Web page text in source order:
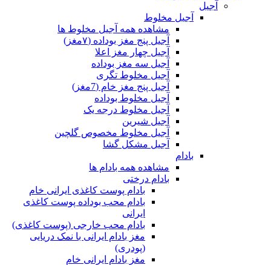
آجیل
آجیل مخلوط
مشاهده همه آجیل مخلوط ها
آجیل پنج مغز بوداده (۷مغز)
آجیل چهار مغز اعلا
آجیل سه مغز بوداده
آجیل مخلوط تگری
آجیل پنج مغز خام (7مغز)
آجیل مخلوط بوداده
آجیل مخلوط درجه یک
آجیل شیرین
آجیل مخلوط مخصوص گلچین
آجیل مشکل گشا
بادام
مشاهده همه بادام ها
بادام درختی
بادام پوست کاغذی ایرانی خام
بادام محب بوداده پوست کاغذی
ایرانی
بادام محب خارجی (پوست کاغذی)
مغز بادام ایرانی با نمک دریایی
(پودری)
مغز بادام ایرانی خام